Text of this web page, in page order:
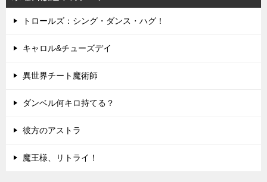
トロールズ：シング・ダンス・ハグ！
キャロル&チューズデイ
異世界チート魔術師
ダンベル何キロ持てる？
彼方のアストラ
魔王様、リトライ！